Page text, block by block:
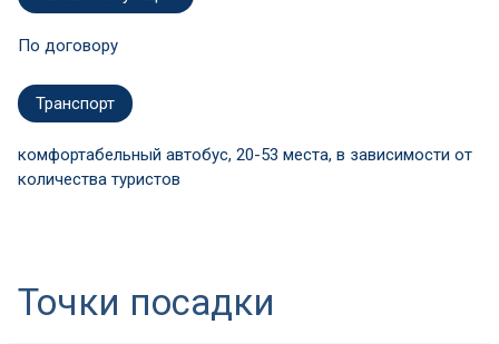
По договору
Транспорт
комфортабельный автобус, 20-53 места, в зависимости от
количества туристов
Точки посадки